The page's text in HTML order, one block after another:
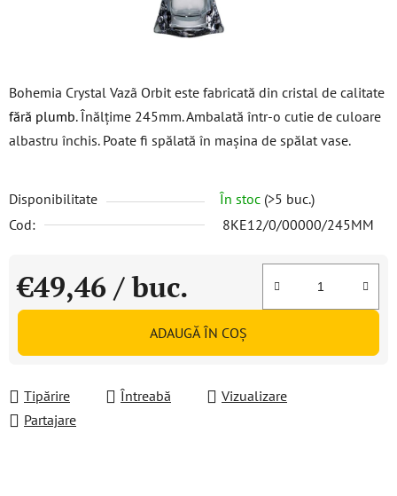
Bohemia Crystal Vazã Orbit este fabricată din cristal de calitate
fără plumb. Înălțime 245mm. Ambalată într-o cutie de culoare
albastru închis. Poate fi spălată în mașina de spălat vase.
Disponibilitate În stoc (>5 buc.)
Cod:
8KE12/0/00000/245MM
€49,46 / buc.
Evaluare preţ:
ADAUGĂ ÎN COŞ
Tipărire Întreabă
Vizualizare
Partajare